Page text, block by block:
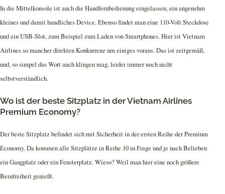
In die Mittelkonsole ist auch die Handfernbedienung eingelassen, ein angenehm
kleines und damit handliches Device. Ebenso findet man eine 110-Volt Steckdose
und ein USB-Slot, zum Beispiel zum Laden von Smartphones. Hier ist Vietnam
Airlines so mancher direkten Konkurrenz um einiges voraus. Das ist zeitgemäß,
und, so simpel das Wort auch klingen mag, leider immer noch nicht
selbstverständlich.
Wo ist der beste Sitzplatz in der Vietnam Airlines
Premium Economy?
Der beste Sitzplatz befindet sich mit Sicherheit in der ersten Reihe der Premium
Economy. Da kommen alle Sitzplätze in Reihe 10 in Frage und je nach Belieben
ein Gangplatz oder ein Fensterplatz. Wieso? Weil man hier eine noch größere
Beinfreiheit genießt.